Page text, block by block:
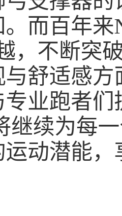
而百年来
，不断突
与舒适感
专业跑者
继续为每
动潜能